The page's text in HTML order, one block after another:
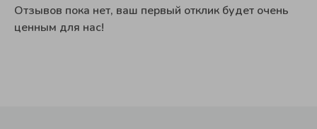
Отзывов пока нет, ваш первый отклик будет очень
ценным для нас!